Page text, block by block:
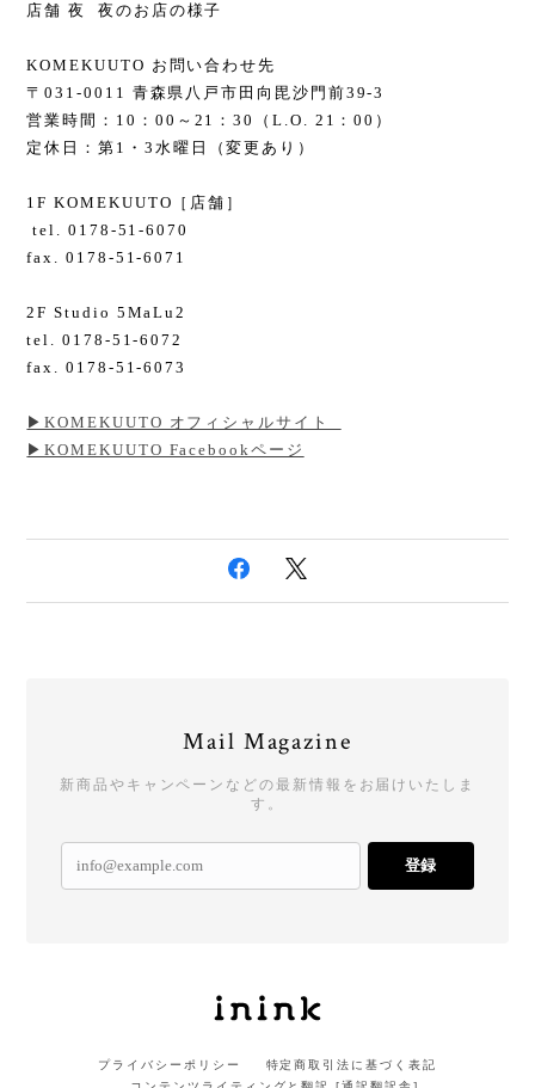
店舗 夜 夜のお店の様子
KOMEKUUTO お問い合わせ先
〒031-0011 青森県八戸市田向毘沙門前39-3
営業時間：10：00～21：30（L.O. 21：00）
定休日：第1・3水曜日（変更あり）
1F KOMEKUUTO［店舗］
tel. 0178-51-6070
fax. 0178-51-6071
2F Studio 5MaLu2
tel. 0178-51-6072
fax. 0178-51-6073
▶︎KOMEKUUTO オフィシャルサイト
▶︎KOMEKUUTO Facebookページ
Mail Magazine
新商品やキャンペーンなどの最新情報をお届けいたしま
す。
登録
プライバシーポリシー
特定商取引法に基づく表記